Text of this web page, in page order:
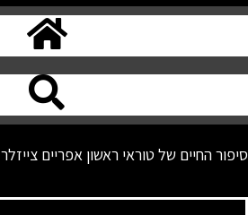
סיפור החיים של טוראי ראשון אפריים צייזלר